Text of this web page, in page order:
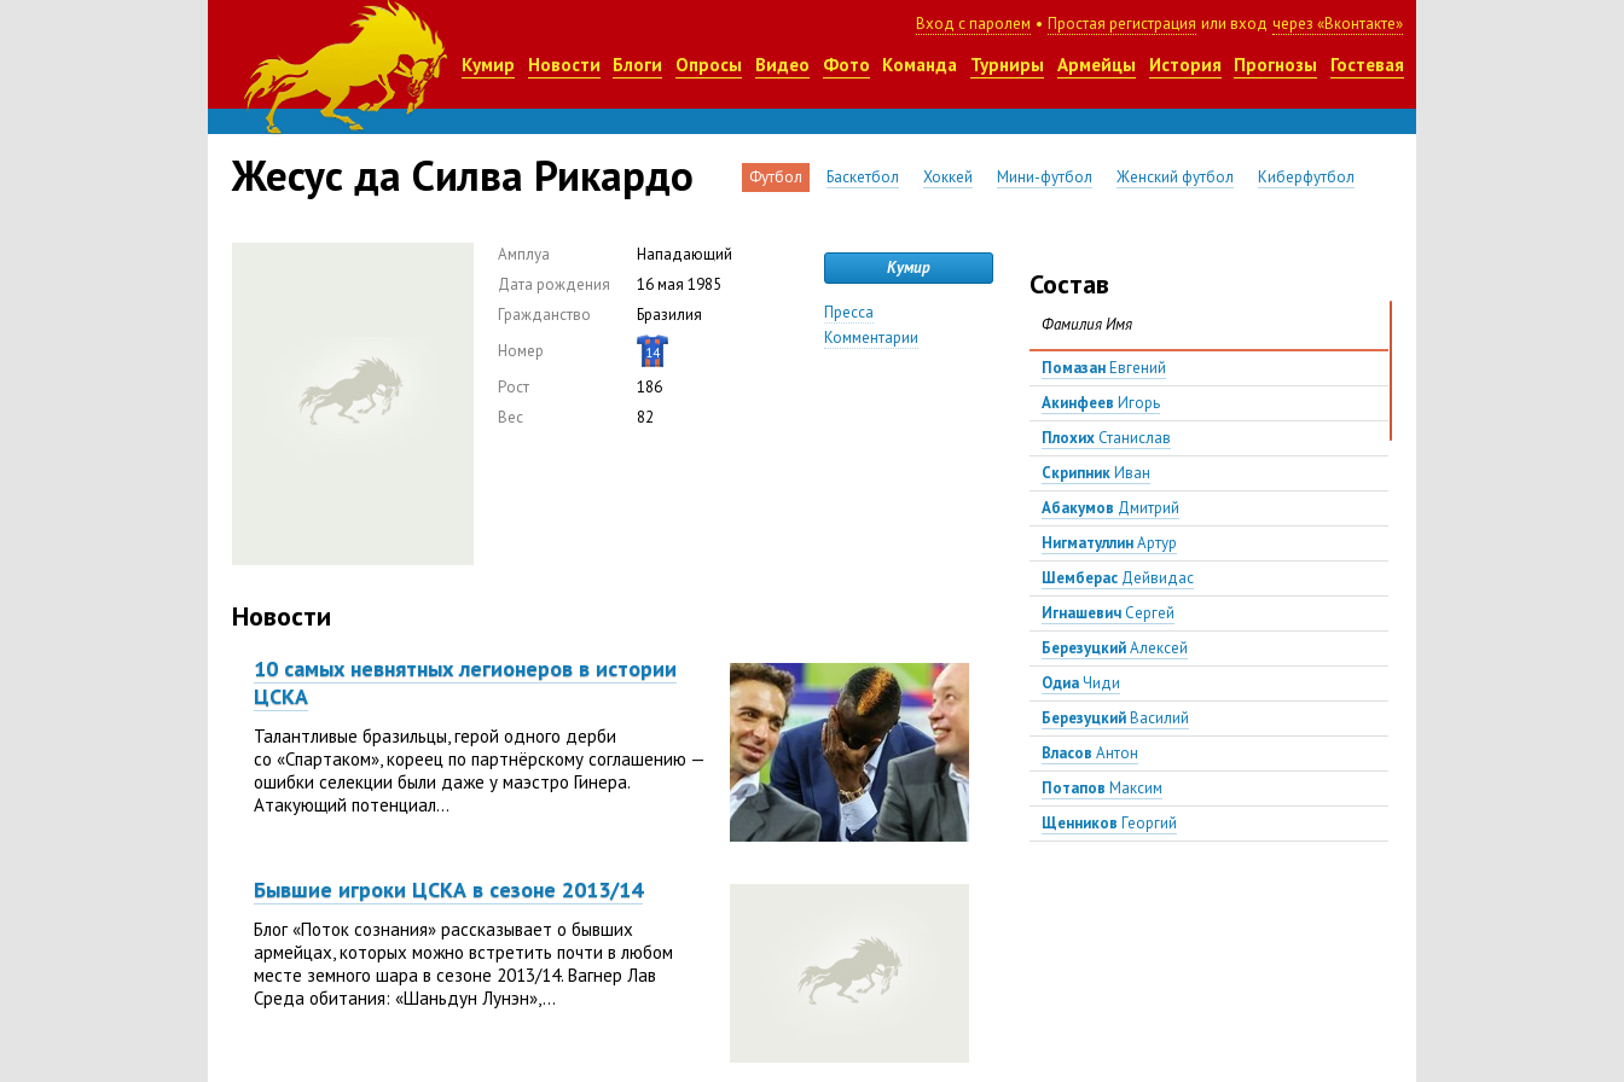
Вход с паролем • Простая регистрация или вход через «Вконтакте»
Кумир Новости Блоги Опросы Видео Фото Команда Турниры Армейцы История Прогнозы Гостевая
Жесус да Силва Рикардо Футбол Баскетбол Хоккей Мини-футбол Женский футбол Киберфутбол
Амплуа
Нападающий
Дата рождения
16 мая 1985
Гражданство
Бразилия
Номер
14
Рост
186
Вес
82
Кумир
Пресса
Комментарии
Новости
10 самых невнятных легионеров в истории
ЦСКА
Талантливые бразильцы, герой одного дерби
со «Спартаком», кореец по партнёрскому соглашению —
ошибки селекции были даже у маэстро Гинера.
Атакующий потенциал...
Бывшие игроки ЦСКА в сезоне 2013/14
Блог «Поток сознания» рассказывает о бывших
армейцах, которых можно встретить почти в любом
месте земного шара в сезоне 2013/14. Вагнер Лав
Среда обитания: «Шаньдун Лунэн»,...
Состав
Фамилия Имя
ПомазанЕвгений
Акинфеев Игорь
Плохих Станислав
СкрипникИван
Абакумов Дмитрий
НигматуллинАртур
Шемберас Дейвидас
Игнашевич Сергей
БерезуцкийАлексей
ОдиаЧиди
БерезуцкийВасилий
Власов Антон
Потапов Максим
Щенников Георгий